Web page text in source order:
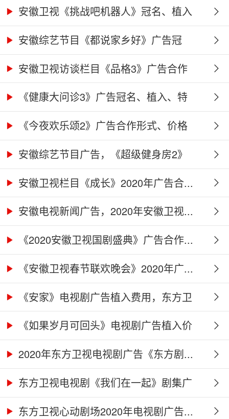
价...安徽卫视《挑战吧机器人》冠名、植入
广...安徽综艺节目《都说家乡好》广告冠
名、...
安徽卫视访谈栏目《品格3》广告合作
权...《健康大问诊3》广告冠名、植入、特
别...《今夜欢乐颂2》广告合作形式、价格
及...安徽综艺节目广告，《超级健身房2》
广...安徽卫视栏目《成长》2020年广告合...
安徽电视新闻广告，2020年安徽卫视...
《2020安徽卫视国剧盛典》广告合作...
《安徽卫视春节联欢晚会》2020年广...
《安家》电视剧广告植入费用，东方卫
视...《如果岁月可回头》电视剧广告植入价
格...2020年东方卫视电视剧广告《东方剧...
东方卫视电视剧《我们在一起》剧集广
告...东方卫视心动剧场2020年电视剧广告...